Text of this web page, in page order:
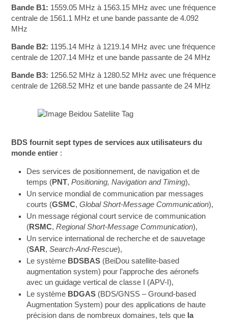
Bande B1: 1559.05 MHz à 1563.15 MHz avec une fréquence
centrale de 1561.1 MHz et une bande passante de 4.092
MHz
Bande B2: 1195.14 MHz à 1219.14 MHz avec une fréquence
centrale de 1207.14 MHz et une bande passante de 24 MHz
Bande B3: 1256.52 MHz à 1280.52 MHz avec une fréquence
centrale de 1268.52 MHz et une bande passante de 24 MHz
BDS fournit sept types de services aux utilisateurs du
monde entier :
Des services de positionnement, de navigation et de
temps (PNT,Positioning, Navigation and Timing),
Un service mondial de communication par messages
courts (GSMC,Global Short-Message Communication),
Un message régional court service de communication
(RSMC,Regional Short-Message Communication),
Un service international de recherche et de sauvetage
(SAR,Search-And-Rescue),
Le système BDSBAS (BeiDou satellite-based
augmentation system) pour l’approche des aéronefs
avec un guidage vertical de classe I (APV-I),
Le système BDGAS (BDS/GNSS – Ground-based
Augmentation System) pour des applications de haute
précision dans de nombreux domaines, tels que la